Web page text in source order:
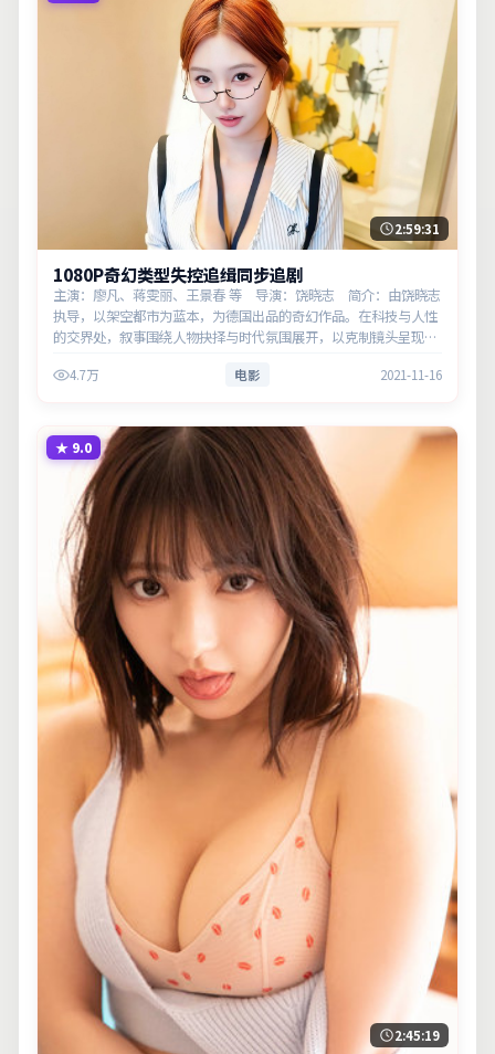
2:59:31
1080P奇幻类型失控追缉同步追剧
主演：廖凡、蒋雯丽、王景春 等 导演：饶晓志 简介：由饶晓志
执导，以架空都市为蓝本，为德国出品的奇幻作品。在科技与人性
的交界处，叙事围绕人物抉择与时代氛围展开，以克制镜头呈现群
4.7万 电影 2021-11-16
★ 9.0
2:45:19